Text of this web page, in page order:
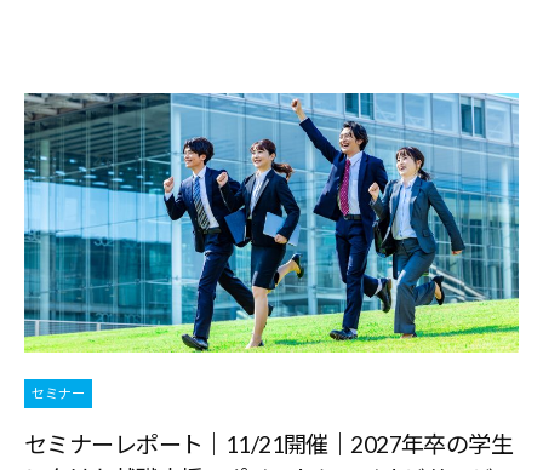
セミナー
セミナーレポート｜11/21開催｜2027年卒の学生